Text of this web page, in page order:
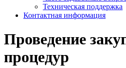
Техническая поддержка
Контактная информация
Проведение
процедур